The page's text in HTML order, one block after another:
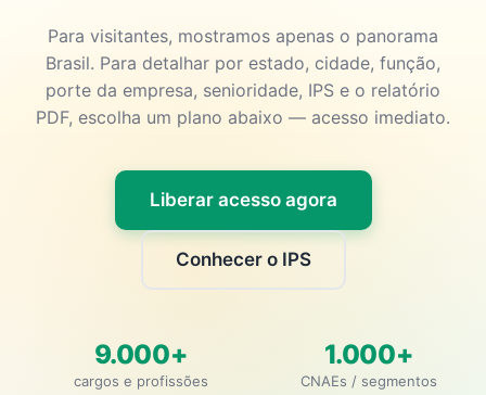
Para visitantes, mostramos apenas o panorama
Brasil. Para detalhar por estado, cidade, função,
porte da empresa, senioridade, IPS e o relatório
PDF, escolha um plano abaixo — acesso imediato.
Liberar acesso agora
Conhecer o IPS
9.000+
cargos e profissões
1.000+
CNAEs / segmentos